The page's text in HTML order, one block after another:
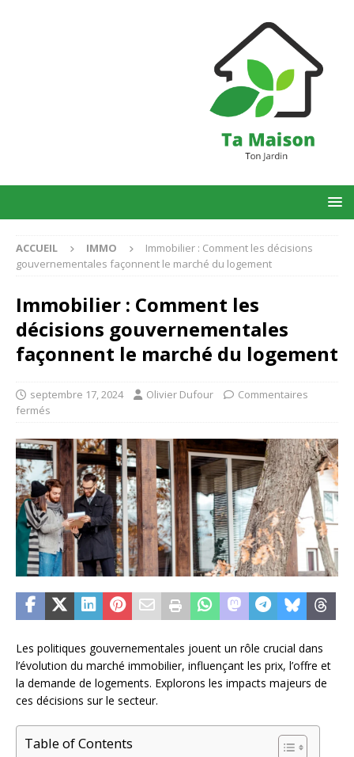
ACCUEIL IMMO
Immobilier : Comment les décisions
gouvernementales façonnent le marché du logement
Immobilier : Comment les
décisions gouvernementales
façonnent le marché du logement
septembre 17, 2024 Olivier Dufour
Commentaires
fermés
Les politiques gouvernementales jouent un rôle crucial dans
l’évolution du marché immobilier, influençant les prix, l’offre et
la demande de logements. Explorons les impacts majeurs de
ces décisions sur le secteur.
Table of Contents